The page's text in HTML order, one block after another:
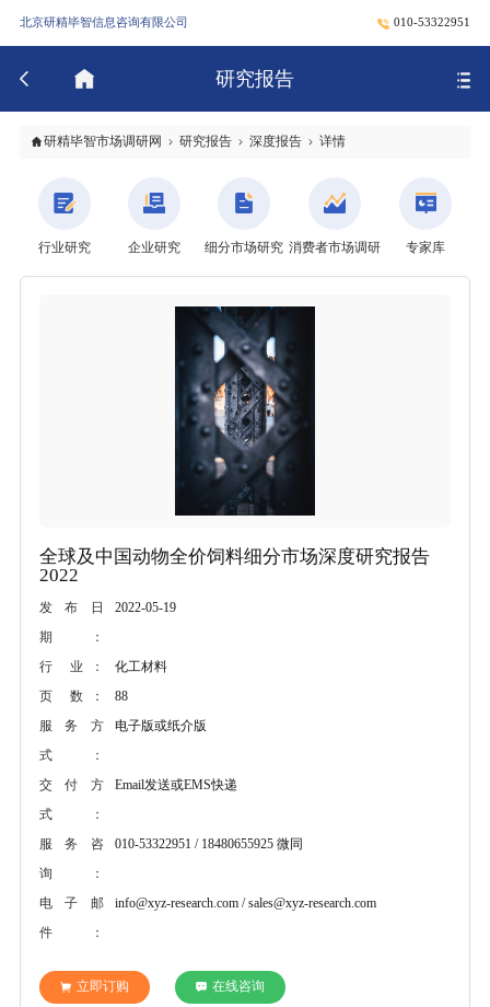
北京研精毕智信息咨询有限公司 010-53322951
研究报告
研精毕智市场调研网 研究报告 深度报告 详情
行业研究 企业研究 细分市场研究 消费者市场调研 专家库
全球及中国动物全价饲料细分市场深度研究报告
2022
发布日
期：
2022-05-19
行 业：
化工材料
页 数：
88
服务方
式：
电子版或纸介版
交付方
式：
Email发送或EMS快递
服务咨
询：
010-53322951 / 18480655925 微同
电子邮
件：
info@xyz-research.com / sales@xyz-research.com
立即订购 在线咨询